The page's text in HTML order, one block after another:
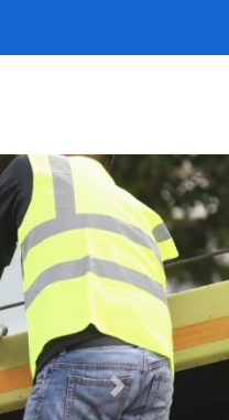
Weiter